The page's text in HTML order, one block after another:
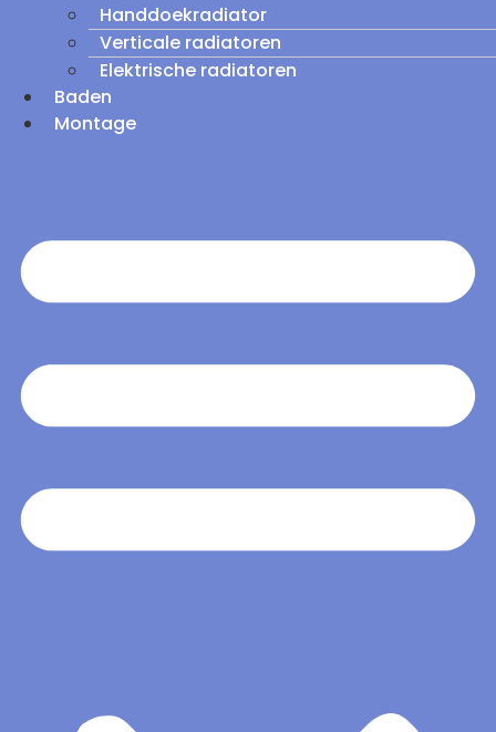
Handdoekradiator
Verticale radiatoren
Elektrische radiatoren
Baden
Montage